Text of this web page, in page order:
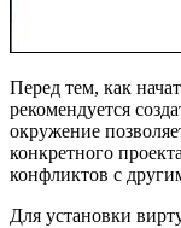
Перед тем, как
рекомендуется
окружение
конкретного
конфликтов с
Для установки